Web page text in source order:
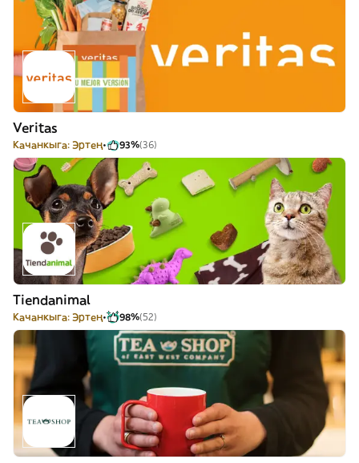
Veritas
Качанкыга: Эртең 93%(36)
Tiendanimal
Качанкыга: Эртең 98%(52)